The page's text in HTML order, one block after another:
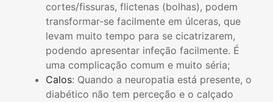
cortes/fissuras, flictenas (bolhas), podem
transformar-se facilmente em úlceras, que
levam muito tempo para se cicatrizarem,
podendo apresentar infeção facilmente. É
uma complicação comum e muito séria;
Calos: Quando a neuropatia está presente, o
diabético não tem perceção e o calçado